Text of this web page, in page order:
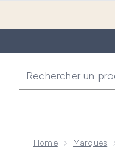
Home Marques